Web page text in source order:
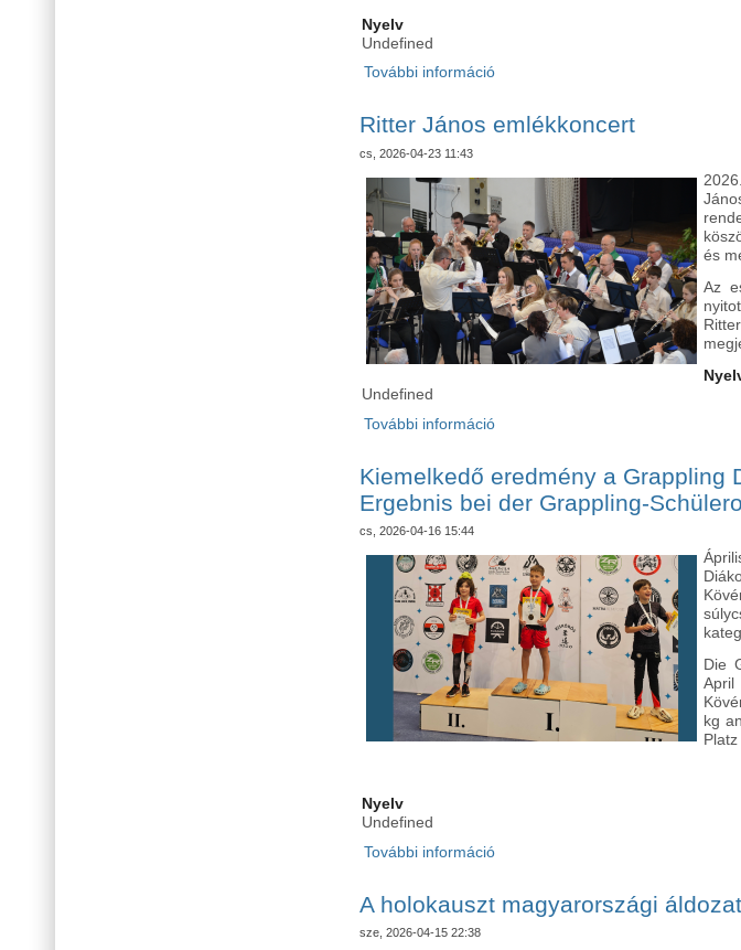
Nyelv
Undefined
További információTrachtag az iskolaközpontunkban
Ritter János emlékkoncert
cs, 2026-04-23 11:43
és
Az
Undefined
További információRitter János emlékkoncert
Kiemelkedő eredmény a Grappling
Ergebnis bei der Grappling-
cs, 2026-04-16 15:44
Die
kg
Nyelv
Undefined
További információKiemelkedő eredmény a
A holokauszt magyarországi
sze, 2026-04-15 22:38